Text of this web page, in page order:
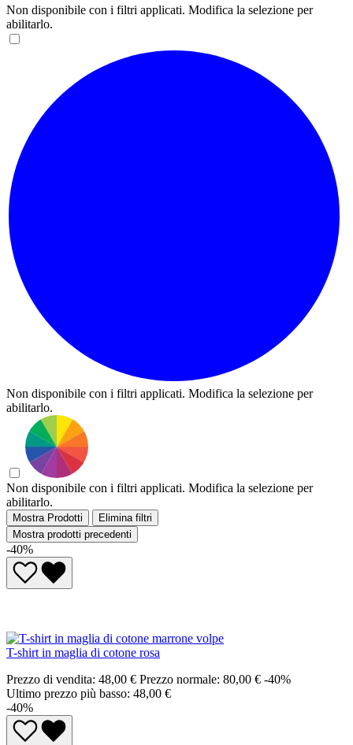
Non disponibile con i filtri applicati. Modifica la selezione per
abilitarlo.
Non disponibile con i filtri applicati. Modifica la selezione per
abilitarlo.
Non disponibile con i filtri applicati. Modifica la selezione per
abilitarlo.
Mostra Prodotti
Elimina filtri
Mostra prodotti precedenti
-40%
T-shirt in maglia di cotone rosa
Prezzo di vendita: 48,00 € Prezzo normale: 80,00 € -40%
Ultimo prezzo più basso: 48,00 €
-40%